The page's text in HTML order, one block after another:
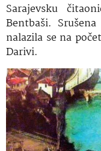
Sarajevsku
Bentbaši.
nalazila se na
Darivi.